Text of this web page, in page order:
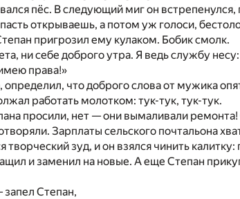
пёс. В следующий миг он встрепенулся,
открываешь, а потом уж голоси,
пригрозил ему кулаком. Бобик смолк.
ни себе доброго утра. Я ведь службу
права!»
что доброго слова от мужика
работать молотком: тук-тук, тук-тук.
просили, нет — они вымаливали
Зарплаты сельского почтальона
зуд, и он взялся чинить
и заменил на новые. А еще Степан
Степан,